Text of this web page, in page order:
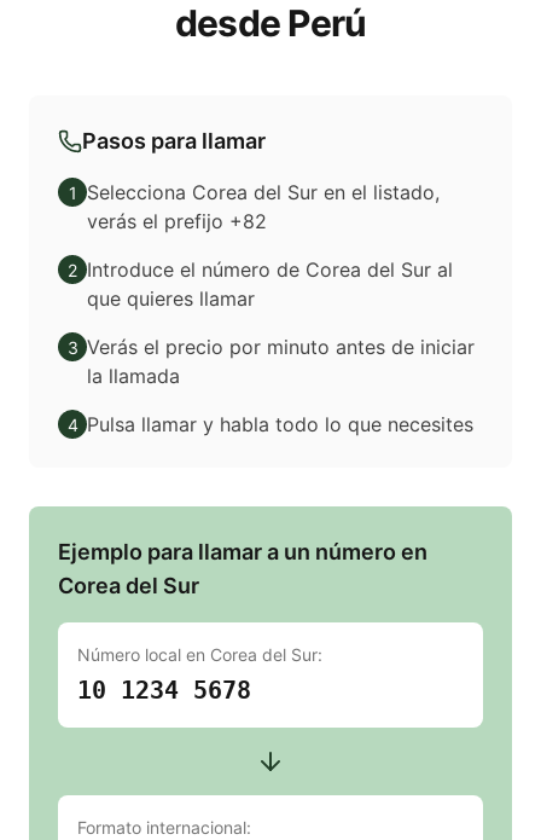
desde Perú
Pasos para llamar
1
Selecciona Corea del Sur en el listado,
verás el prefijo +82
2 Introduce el número de Corea del Sur al
que quieres llamar
3 Verás el precio por minuto antes de iniciar
la llamada
4 Pulsa llamar y habla todo lo que necesites
Ejemplo para llamar a un número en
Corea del Sur
Número local en Corea del Sur:
10 1234 5678
Formato internacional: